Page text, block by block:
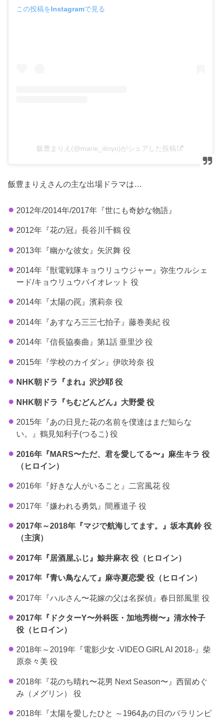
この投稿をInstagramで見る
飯豊まりえ(@marie_iitoyo)がシェアした投稿
飯豊まりえさんの主な出場ドラマは…
2012年/2014年/2017年『世にも奇妙な物語』
2012年『花の冠』長谷川千鶴 役
2013年『幽かな彼女』矢沢舞 役
2014年『獣電戦隊キョウリュウジャー』弥生ウルシェ
ード/キョウリュウバイオレット 役
2014年『太陽の罠』濱莉奈 役
2014年『あすなろ三三七拍子』藤巻美紀 役
2014年『信長協奏曲』第1話 亜里沙 役
2015年『学校のカイダン』伊吹玲奈 役
NHK朝ドラ『まれ』沢沙耶 役
NHK朝ドラ『ちむどんどん』大野愛 役
2015年『あの日見た花の名前を僕達はまだ知らな
い。』鶴見知利子(つるこ) 役
2016年『MARS〜ただ、君を愛してる〜』麻生キラ 役
（ヒロイン）
2016年『好きな人がいること』二宮風花 役
2017年『嫌われる勇気』間雁道子 役
2017年～2018年『マジで航海してます。』坂本真鈴 役
（主演）
2017年『居酒屋ふじ』鯨井麻衣 役（ヒロイン）
2017年『青い鳥なんて』麻寺夏恋愛 役（ヒロイン）
2017年『ハルさん〜花嫁の父は名探偵』春日部風里 役
2017年『ドクターY〜外科医・加地秀樹〜』清水怜子
役（ヒロイン）
2018年～2019年『電影少女 -VIDEO GIRL AI 2018-』柴
原奈々美 役
2018年『花のち晴れ〜花男 Next Season〜』西留めぐ
み（メグリン） 役
2018年『太陽を愛したひと ～1964あの日のパラリンピ